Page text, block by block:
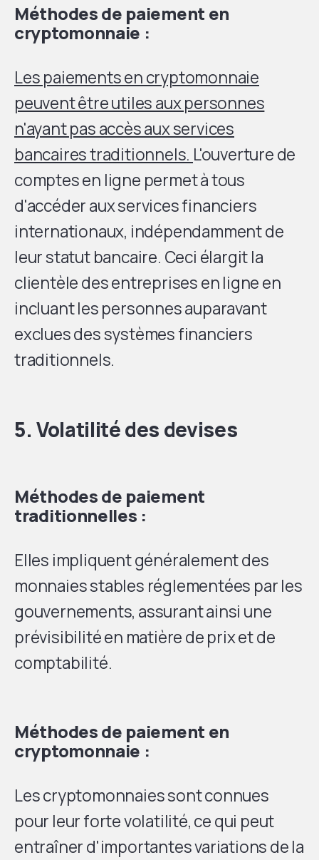
Méthodes de paiement en
cryptomonnaie :
Les paiements en cryptomonnaie
peuvent être utiles aux personnes
n'ayant pas accès aux services
bancaires traditionnels. L'ouverture de
comptes en ligne permet à tous
d'accéder aux services financiers
internationaux, indépendamment de
leur statut bancaire. Ceci élargit la
clientèle des entreprises en ligne en
incluant les personnes auparavant
exclues des systèmes financiers
traditionnels.
5. Volatilité des devises
Méthodes de paiement
traditionnelles :
Elles impliquent généralement des
monnaies stables réglementées par les
gouvernements, assurant ainsi une
prévisibilité en matière de prix et de
comptabilité.
Méthodes de paiement en
cryptomonnaie :
Les cryptomonnaies sont connues
pour leur forte volatilité, ce qui peut
entraîner d'importantes variations de la